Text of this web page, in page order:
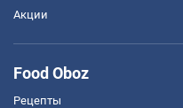
Акции
Food Oboz
Рецепты